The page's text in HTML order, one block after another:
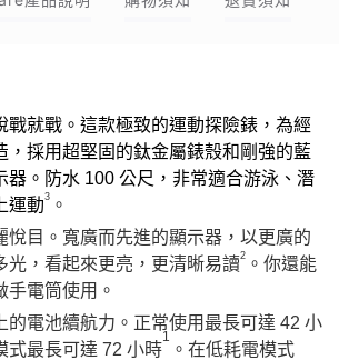
戰就戰。這款極致的運動探險錶，為經
，採用超堅固的鈦金屬錶殼和剛強的藍
器。防水 100 公尺，非常適合游泳、潛
運動3 。
悅目。寬廣而先進的顯示器，以更廣的
光，看起來更亮，更清晰易讀2 。你還能
手電筒使用。
的電池續航力。正常使用最長可達 42 小
式最長可達 72 小時
1
。在低耗電模式